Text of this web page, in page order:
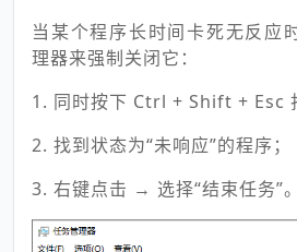
当某个程序长时间卡死无反应
理器来强制关闭它：
1. 同时按下 Ctrl + Shift + Esc
2. 找到状态为“未响应”的程序；
3. 右键点击 → 选择“结束任务”。